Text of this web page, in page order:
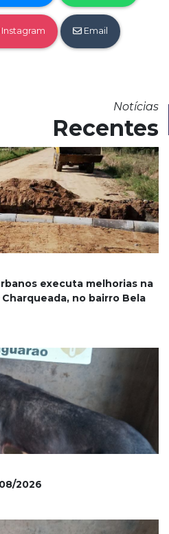
Instagram Email
Notícias
Recentes
executa melhorias na
no bairro Bela
2026